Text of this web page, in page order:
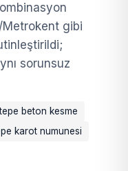
Metrokent gibi
sorunsuz
beton kesme
karot numunesi